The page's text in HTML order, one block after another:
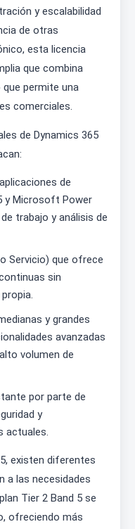
y escalabilidad
de otras
esta licencia
que combina
que permite una
comerciales.
de Dynamics 365
de
y Microsoft Power
trabajo y análisis de
Servicio) que ofrece
sin
y grandes
avanzadas
volumen de
por parte de
y
actuales.
existen diferentes
a las necesidades
Tier 2 Band 5 se
ofreciendo más